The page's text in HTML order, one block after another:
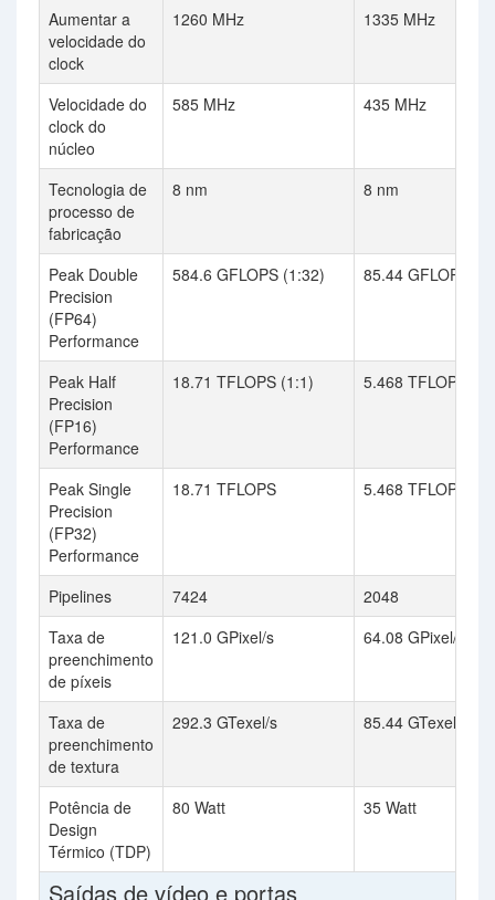
Aumentar a
velocidade do
clock
1260 MHz 1335 MHz
Velocidade do
clock do
núcleo
585 MHz 435 MHz
Tecnologia de
processo de
fabricação
8 nm 8 nm
Peak Double
Precision
(FP64)
Performance
584.6 GFLOPS (1:32) 85.44 GFLOPS
Peak Half
Precision
(FP16)
Performance
18.71 TFLOPS (1:1) 5.468 TFLOPS
Peak Single
Precision
(FP32)
Performance
18.71 TFLOPS 5.468 TFLOPS
Pipelines 7424
2048
Taxa de
preenchimento
de píxeis
121.0 GPixel/s 64.08 GPixel/s
Taxa de
preenchimento
de textura
292.3 GTexel/s 85.44 GTexel/s
Potência de
Design
Térmico (TDP)
80 Watt 35 Watt
Saídas de vídeo e portas